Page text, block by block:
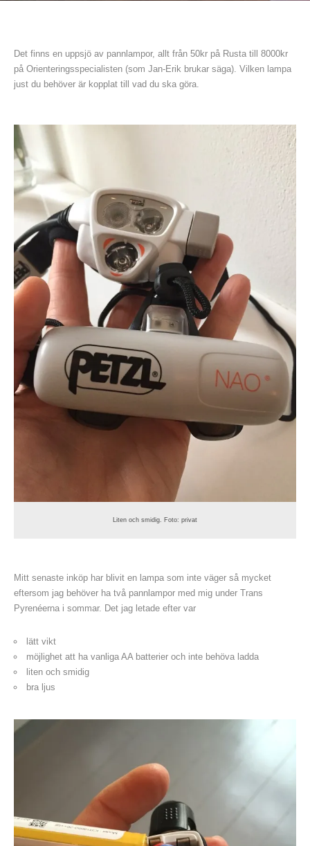
Det finns en uppsjö av pannlampor, allt från 50kr på Rusta till 8000kr
på Orienteringsspecialisten (som Jan-Erik brukar säga). Vilken lampa
just du behöver är kopplat till vad du ska göra.
Liten och smidig. Foto: privat
Mitt senaste inköp har blivit en lampa som inte väger så mycket
eftersom jag behöver ha två pannlampor med mig under Trans
Pyrenéerna i sommar. Det jag letade efter var
lätt vikt
möjlighet att ha vanliga AA batterier och inte behöva ladda
liten och smidig
bra ljus